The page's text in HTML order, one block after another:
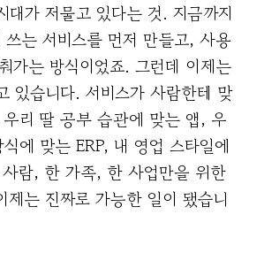
대가 저물고 있다는 것. 지금까지
는 서비스를 먼저 만들고, 사용
가는 방식이었죠. 그런데 이제는
있습니다. 서비스가 사람한테 맞
우리 딸 공부 습관에 맞는 앱, 우
에 맞는 ERP, 내 영업 스타일에
람, 한 가족, 한 사업만을 위한
제는 진짜로 가능한 일이 됐습니